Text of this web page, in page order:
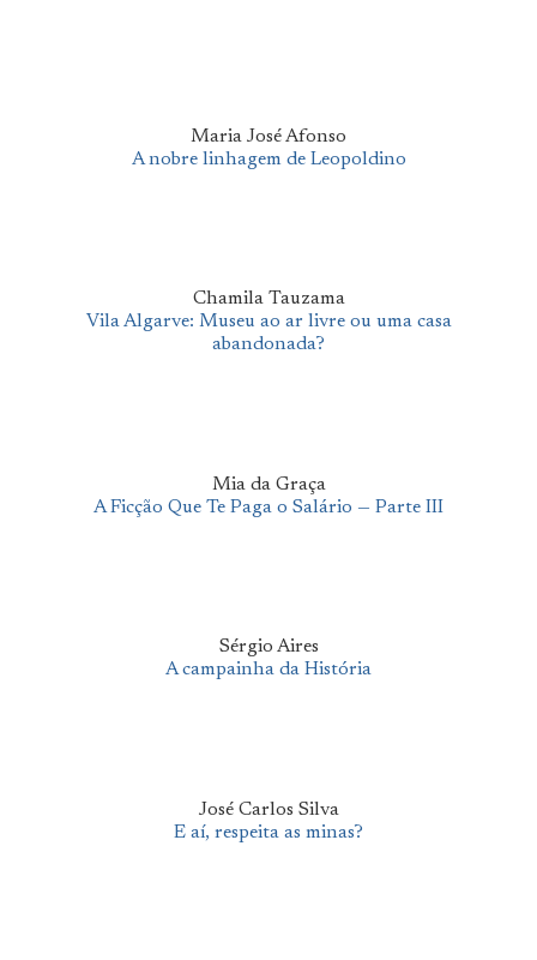
Maria José Afonso
A nobre linhagem de Leopoldino
Chamila Tauzama
Vila Algarve: Museu ao ar livre ou uma casa
abandonada?
Mia da Graça
A Ficção Que Te Paga o Salário — Parte III
Sérgio Aires
A campainha da História
José Carlos Silva
E aí, respeita as minas?